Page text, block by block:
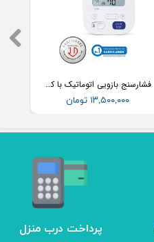
فشارسنج بازویی اتوماتیک با کاف پهن امرن (OMRON) مدل M3
۱۳,۵۰۰,۰۰۰ تومان
پرداخت درب منزل